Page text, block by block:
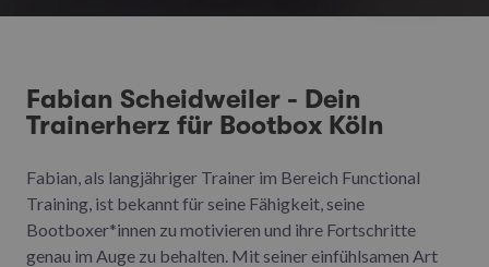
Fabian Scheidweiler - Dein
Trainerherz für Bootbox Köln
Fabian, als langjähriger Trainer im Bereich Functional
Training, ist bekannt für seine Fähigkeit, seine
Bootboxer*innen zu motivieren und ihre Fortschritte
genau im Auge zu behalten. Mit seiner einfühlsamen Art